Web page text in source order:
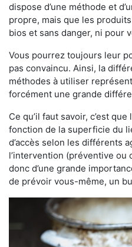
dispose d’une méthode et
propre, mais que les
bios et sans danger, ni pour
Vous pourrez toujours leur
pas convaincu. Ainsi, la
méthodes à utiliser
forcément une grande
Ce qu’il faut savoir, c’est
fonction de la superficie du
d’accès selon les différents
l’intervention (préventive ou
donc d’une grande
de prévoir vous-même, un